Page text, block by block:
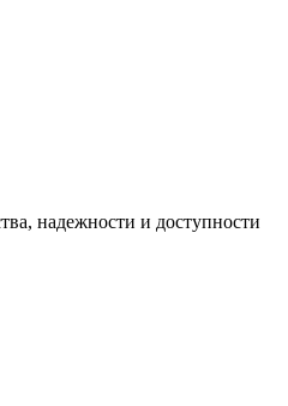
надежности и доступности